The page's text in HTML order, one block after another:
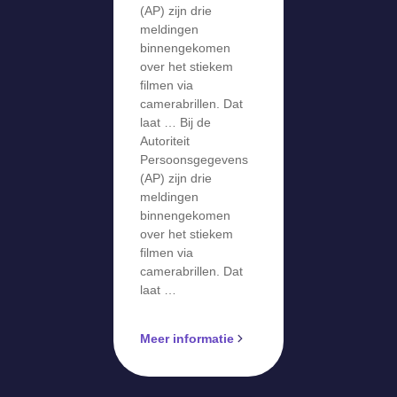
over stiekem
filmen via
camerabril
(AP) zijn drie
meldingen
binnengekomen
over het stiekem
filmen via
camerabrillen. Dat
laat … Bij de
Autoriteit
Persoonsgegevens
(AP) zijn drie
meldingen
binnengekomen
over het stiekem
filmen via
camerabrillen. Dat
laat …
Meer informatie